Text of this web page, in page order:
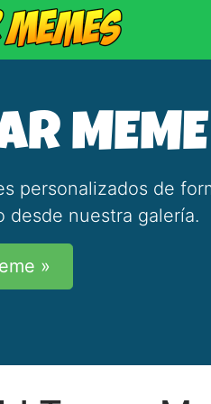
MEME
personalizados de
desde nuestra galería.
»